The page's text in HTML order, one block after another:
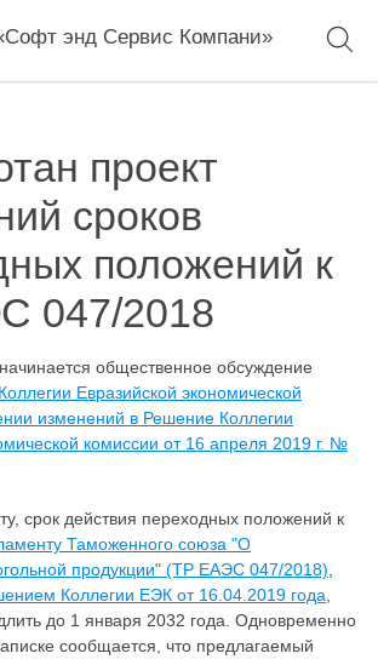
энд Сервис Компани»
проект
сроков
положений к
047/2018
общественное обсуждение
Евразийской экономической
изменений в Решение Коллегии
комиссии от 16 апреля 2019 г. №
срок действия переходных положений к
Таможенного союза "О
продукции" (ТР ЕАЭС 047/2018)
Коллегии ЕЭК от 16.04.2019 года
до 1 января 2032 года. Одновременно
сообщается, что предлагаемый